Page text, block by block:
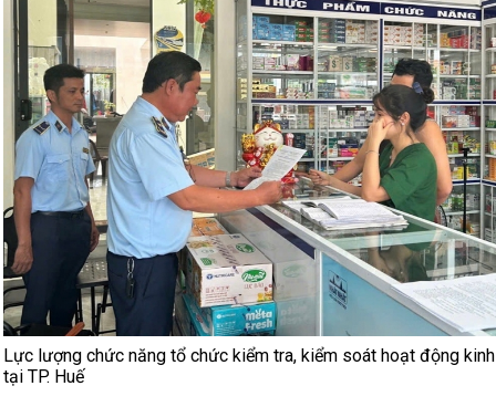
Lực lượng chức năng tổ chức kiểm tra, kiểm soát hoạt động
tại TP. Huế